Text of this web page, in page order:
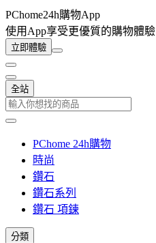
PChome24h購物App
使用App享受更優質的購物體驗
立即體驗
全站
PChome 24h購物
時尚
鑽石
鑽石系列
鑽石 項鍊
分類